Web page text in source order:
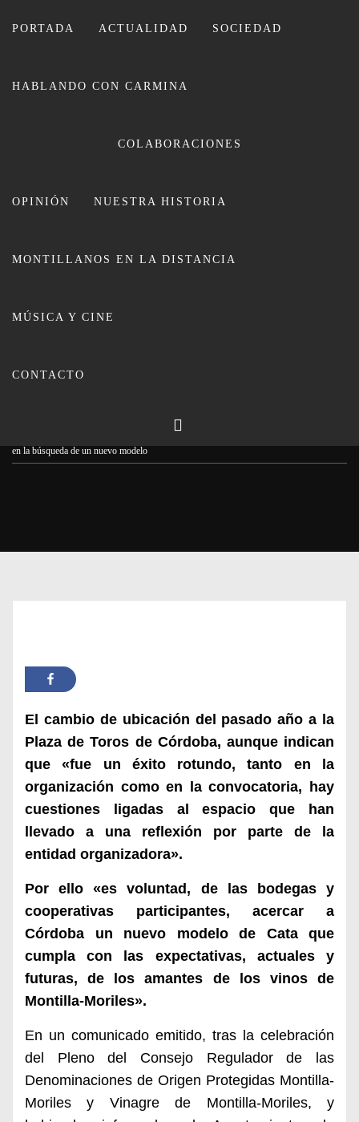
PORTADA ACTUALIDAD SOCIEDAD
HABLANDO CON CARMINA
COLABORACIONES
OPINIÓN NUESTRA HISTORIA
MONTILLANOS EN LA DISTANCIA
MÚSICA Y CINE
CONTACTO
CARMINA LEIVA
El Consejo Regulador no celebrará
en la búsqueda de un nuevo modelo
El cambio de ubicación del pasado año a la
Plaza de Toros de Córdoba, aunque indican
que «fue un éxito rotundo, tanto en la
organización como en la convocatoria, hay
cuestiones ligadas al espacio que han
llevado a una reflexión por parte de la
entidad organizadora».
Por ello «es voluntad, de las bodegas y
cooperativas participantes, acercar a
Córdoba un nuevo modelo de Cata que
cumpla con las expectativas, actuales y
futuras, de los amantes de los vinos de
Montilla-Moriles».
En un comunicado emitido, tras la celebración
del Pleno del Consejo Regulador de las
Denominaciones de Origen Protegidas Montilla-
Moriles y Vinagre de Montilla-Moriles, y